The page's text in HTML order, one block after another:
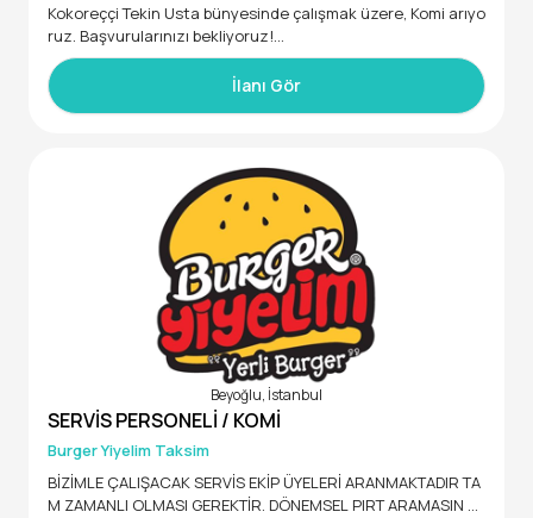
Kokoreççi Tekin Usta bünyesinde çalışmak üzere, Komi arıyo
ruz. Başvurularınızı bekliyoruz!
• En az 6 ay deneyimli
• 18 - 25 yaş aralığında
• 30000 - 35000 maaş aralığında
İlanı Gör
Beyoğlu, İstanbul
SERVİS PERSONELİ / KOMİ
Burger Yiyelim Taksim
BİZİMLE ÇALIŞACAK SERVİS EKİP ÜYELERİ ARANMAKTADIR TA
M ZAMANLI OLMASI GEREKTİR. DÖNEMSEL PIRT ARAMASIN L